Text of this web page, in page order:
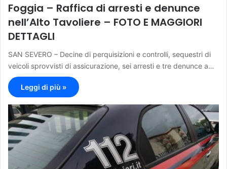
Foggia – Raffica di arresti e denunce
nell’Alto Tavoliere – FOTO E MAGGIORI
DETTAGLI
SAN SEVERO – Decine di perquisizioni e controlli, sequestri di
veicoli sprovvisti di assicurazione, sei arresti e tre denunce a…
Leggi di più »